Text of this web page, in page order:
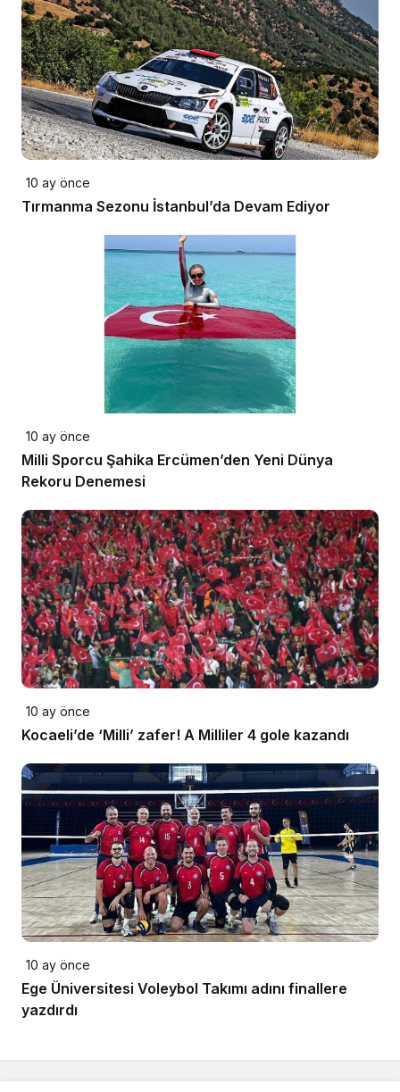
10 ay önce
Tırmanma Sezonu İstanbul’da Devam Ediyor
10 ay önce
Milli Sporcu Şahika Ercümen’den Yeni Dünya
Rekoru Denemesi
10 ay önce
Kocaeli’de ‘Milli’ zafer! A Milliler 4 gole kazandı
10 ay önce
Ege Üniversitesi Voleybol Takımı adını finallere
yazdırdı